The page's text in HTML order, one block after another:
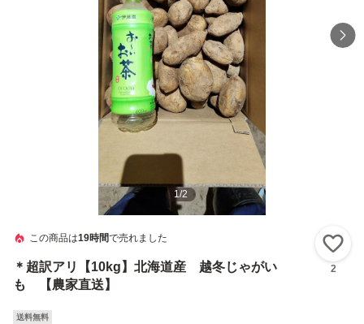
1/2
この商品は19時間で売れました
＊超訳アリ【10kg】北海道産 越冬じゃがい
も 【農家直送】
2
送料無料